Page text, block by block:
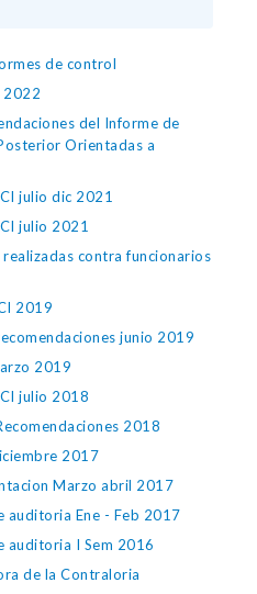
de control
2022
del Informe de
Orientadas a
julio dic 2021
julio 2021
contra funcionarios
2019
junio 2019
2019
julio 2018
2018
2017
Marzo abril 2017
auditoria Ene - Feb 2017
auditoria I Sem 2016
de la Contraloria